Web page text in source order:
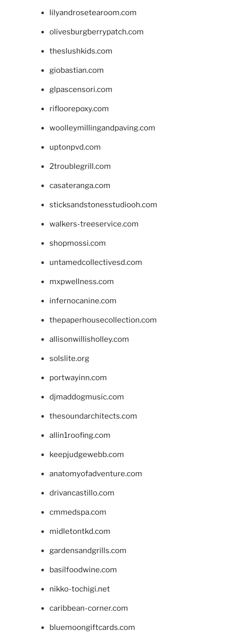
lilyandrosetearoom.com
olivesburgberrypatch.com
theslushkids.com
giobastian.com
glpascensori.com
rifloorepoxy.com
woolleymillingandpaving.com
uptonpvd.com
2troublegrill.com
casateranga.com
sticksandstonesstudiooh.com
walkers-treeservice.com
shopmossi.com
untamedcollectivesd.com
mxpwellness.com
infernocanine.com
thepaperhousecollection.com
allisonwillisholley.com
solslite.org
portwayinn.com
djmaddogmusic.com
thesoundarchitects.com
allin1roofing.com
keepjudgewebb.com
anatomyofadventure.com
drivancastillo.com
cmmedspa.com
midletontkd.com
gardensandgrills.com
basilfoodwine.com
nikko-tochigi.net
caribbean-corner.com
bluemoongiftcards.com